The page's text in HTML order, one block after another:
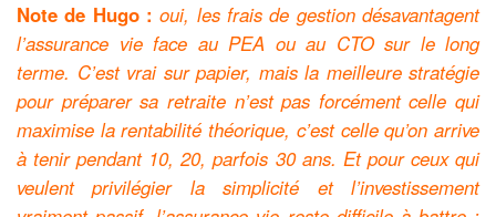
Note de Hugo : oui, les frais de gestion désavantagent
l’assurance vie face au PEA ou au CTO sur le long
terme. C’est vrai sur papier, mais la meilleure stratégie
pour préparer sa retraite n’est pas forcément celle qui
maximise la rentabilité théorique, c’est celle qu’on arrive
à tenir pendant 10, 20, parfois 30 ans. Et pour ceux qui
veulent privilégier la simplicité et l’investissement